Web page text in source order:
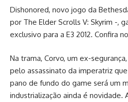
Dishonored, novo jogo da
por The Elder Scrolls V: Skyrim -,
exclusivo para a E3 2012. Confira
Na trama, Corvo, um ex-
pelo assassinato da imperatriz
pano de fundo do game será um
industrialização ainda é novidade.